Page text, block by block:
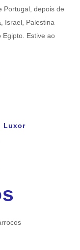
Portugal, depois de
Israel, Palestina
Estive ao
Luxor